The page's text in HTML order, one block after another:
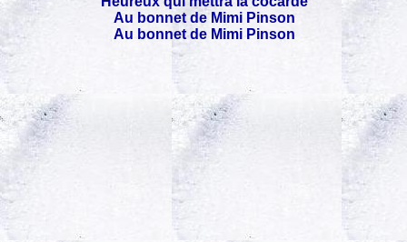
Au bonnet de Mimi Pinson
Au bonnet de Mimi Pinson